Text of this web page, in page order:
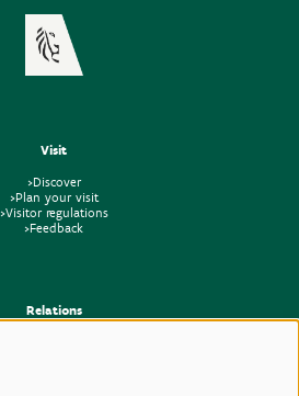
Visit
>Discover
>Plan your visit
>Visitor regulations
>Feedback
Relations